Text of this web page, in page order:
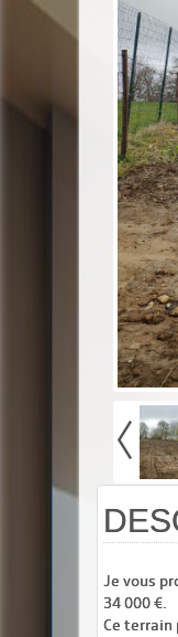
Je vous
34 000 €.
Ce terrain